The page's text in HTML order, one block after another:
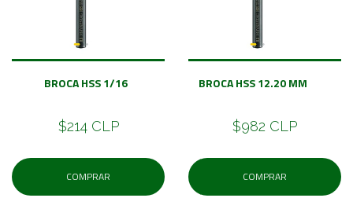
BROCA HSS 1/16
$214 CLP
COMPRAR
BROCA HSS 12.20 MM
$982 CLP
COMPRAR